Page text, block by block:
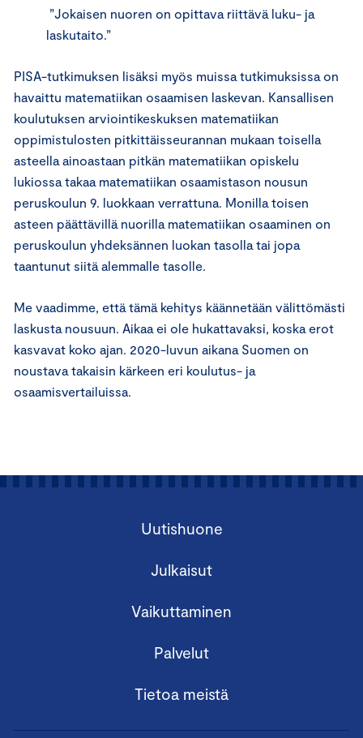
”Jokaisen nuoren on opittava riittävä luku- ja
laskutaito.”
PISA-tutkimuksen lisäksi myös muissa tutkimuksissa on
havaittu matematiikan osaamisen laskevan. Kansallisen
koulutuksen arviointikeskuksen matematiikan
oppimistulosten pitkittäisseurannan mukaan toisella
asteella ainoastaan pitkän matematiikan opiskelu
lukiossa takaa matematiikan osaamistason nousun
peruskoulun 9. luokkaan verrattuna. Monilla toisen
asteen päättävillä nuorilla matematiikan osaaminen on
peruskoulun yhdeksännen luokan tasolla tai jopa
taantunut siitä alemmalle tasolle.
Me vaadimme, että tämä kehitys käännetään välittömästi
laskusta nousuun. Aikaa ei ole hukattavaksi, koska erot
kasvavat koko ajan. 2020-luvun aikana Suomen on
noustava takaisin kärkeen eri koulutus- ja
osaamisvertailuissa.
Uutishuone
Julkaisut
Vaikuttaminen
Palvelut
Tietoa meistä